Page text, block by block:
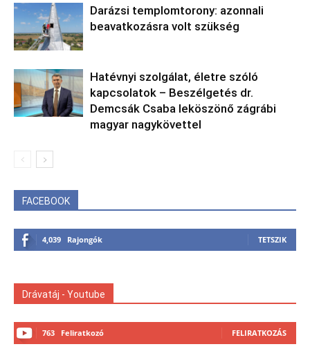
Darázsi templomtorony: azonnali
beavatkozásra volt szükség
Hatévnyi szolgálat, életre szóló
kapcsolatok – Beszélgetés dr.
Demcsák Csaba leköszönő zágrábi
magyar nagykövettel
FACEBOOK
4,039 Rajongók TETSZIK
Drávatáj - Youtube
763 Feliratkozó FELIRATKOZÁS